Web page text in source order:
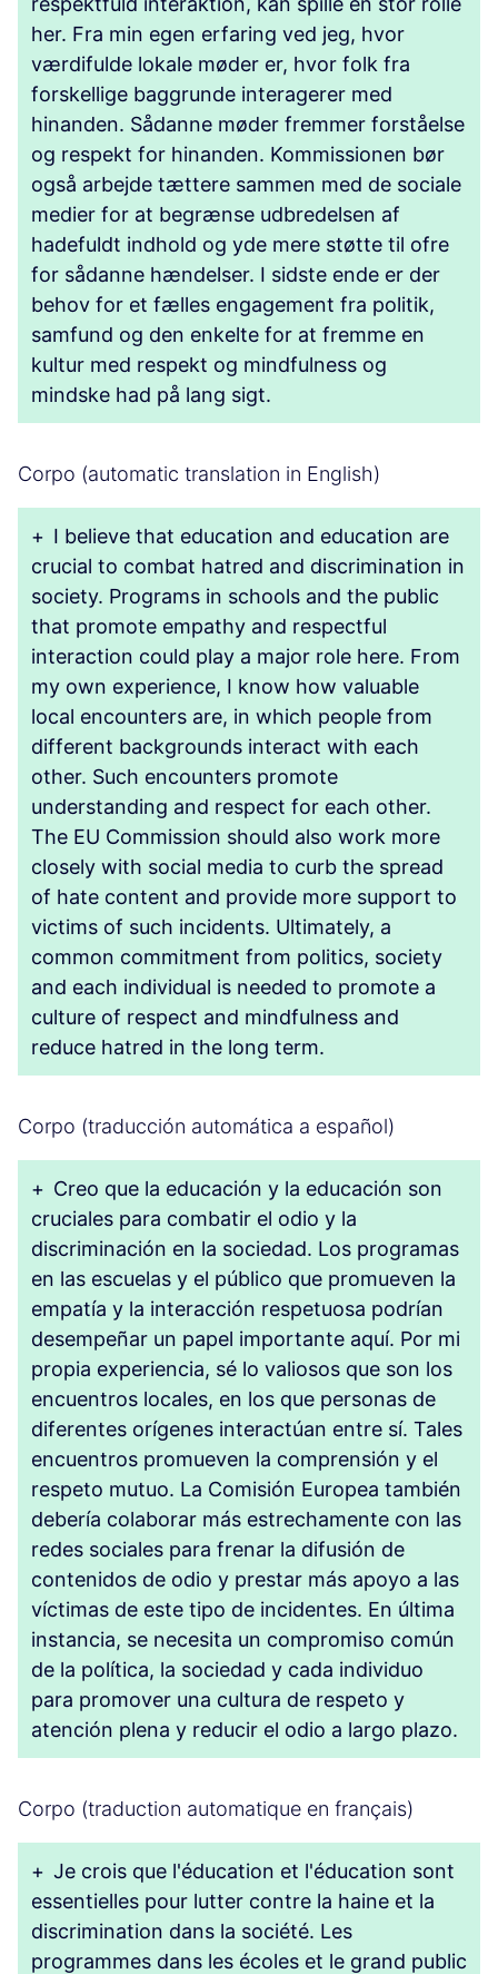
her. Fra min egen erfaring ved jeg, hvor
værdifulde lokale møder er, hvor folk fra
forskellige baggrunde interagerer med
hinanden. Sådanne møder fremmer forståelse
og respekt for hinanden. Kommissionen bør
også arbejde tættere sammen med de sociale
medier for at begrænse udbredelsen af
hadefuldt indhold og yde mere støtte til ofre
for sådanne hændelser. I sidste ende er der
behov for et fælles engagement fra politik,
samfund og den enkelte for at fremme en
kultur med respekt og mindfulness og
mindske had på lang sigt.
Corpo (automatic translation in English)
+ I believe that education and education are
crucial to combat hatred and discrimination in
society. Programs in schools and the public
that promote empathy and respectful
interaction could play a major role here. From
my own experience, I know how valuable
local encounters are, in which people from
different backgrounds interact with each
other. Such encounters promote
understanding and respect for each other.
The EU Commission should also work more
closely with social media to curb the spread
of hate content and provide more support to
victims of such incidents. Ultimately, a
common commitment from politics, society
and each individual is needed to promote a
culture of respect and mindfulness and
reduce hatred in the long term.
Corpo (traducción automática a español)
+ Creo que la educación y la educación son
cruciales para combatir el odio y la
discriminación en la sociedad. Los programas
en las escuelas y el público que promueven la
empatía y la interacción respetuosa podrían
desempeñar un papel importante aquí. Por mi
propia experiencia, sé lo valiosos que son los
encuentros locales, en los que personas de
diferentes orígenes interactúan entre sí. Tales
encuentros promueven la comprensión y el
respeto mutuo. La Comisión Europea también
debería colaborar más estrechamente con las
redes sociales para frenar la difusión de
contenidos de odio y prestar más apoyo a las
víctimas de este tipo de incidentes. En última
instancia, se necesita un compromiso común
de la política, la sociedad y cada individuo
para promover una cultura de respeto y
atención plena y reducir el odio a largo plazo.
Corpo (traduction automatique en français)
+ Je crois que l'éducation et l'éducation sont
essentielles pour lutter contre la haine et la
discrimination dans la société. Les
programmes dans les écoles et le grand public